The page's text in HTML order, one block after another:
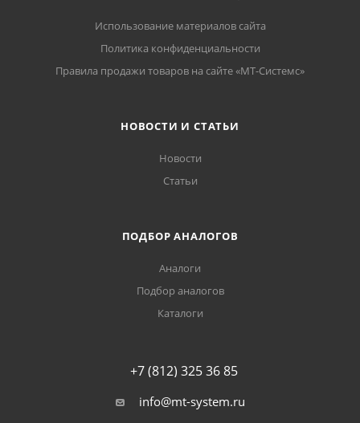
Использование материалов сайта
Политика конфиденциальности
Правила продажи товаров на сайте «МТ-Системс»
НОВОСТИ И СТАТЬИ
Новости
Статьи
ПОДБОР АНАЛОГОВ
Аналоги
Подбор аналогов
Каталоги
+7 (812) 325 36 85
info@mt-system.ru